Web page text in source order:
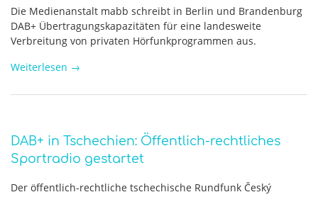
Die Medienanstalt mabb schreibt in Berlin und Brandenburg
DAB+ Übertragungskapazitäten für eine landesweite
Verbreitung von privaten Hörfunkprogrammen aus.
Weiterlesen →
DAB+ in Tschechien: Öffentlich-rechtliches
Sportradio gestartet
Der öffentlich-rechtliche tschechische Rundfunk Český